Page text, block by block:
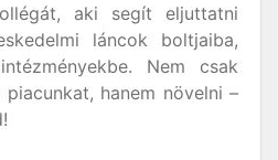
aki segít eljuttatni
láncok boltjaiba,
Nem csak
hanem növelni –